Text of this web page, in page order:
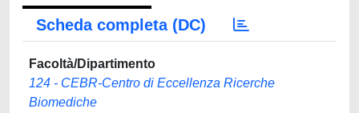
Scheda completa (DC)
Facoltà/Dipartimento
124 - CEBR-Centro di Eccellenza Ricerche
Biomediche